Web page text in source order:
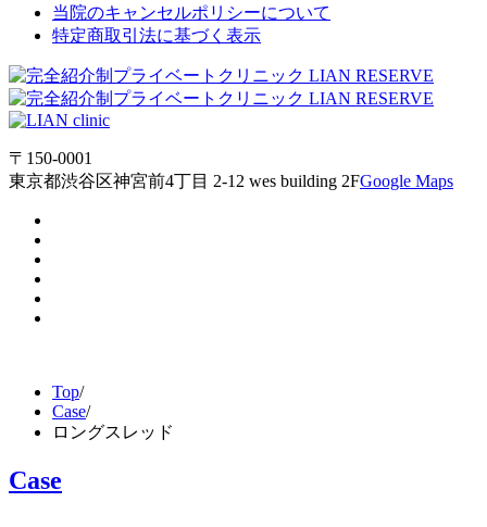
当院のキャンセルポリシーについて
特定商取引法に基づく表示
〒150-0001
東京都渋谷区神宮前4丁目 2-12 wes building 2FGoogle Maps
Top/
Case/
ロングスレッド
Case